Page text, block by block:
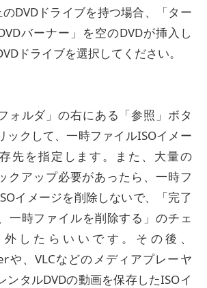
DVDドライブを持つ場合、「ター
バーナー」を空のDVDが挿入し
ドライブを選択してください。
ォルダ」の右にある「参照」ボタ
ックして、一時ファイルISOイメー
先を指定します。また、大量の
クアップ必要があったら、一時フ
イメージを削除しないで、「完了
一時ファイルを削除する」のチェ
外したらいいです。その後、
や、VLCなどのメディアプレーヤ
ンタルDVDの動画を保存したISOイ